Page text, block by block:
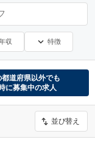
収 特徴
都道府県以外でも
に募集中の求人
並び替え